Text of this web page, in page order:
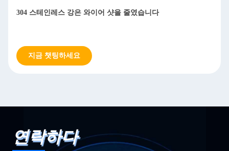
304 스테인레스 강은 와이어 샷을 줄였습니다
지금 챗팅하세요
연락하다